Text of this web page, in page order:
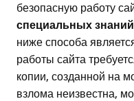
безопасную работу
специальных знаний
ниже способа
работы сайта
копии, созданной на
взлома неизвестна,